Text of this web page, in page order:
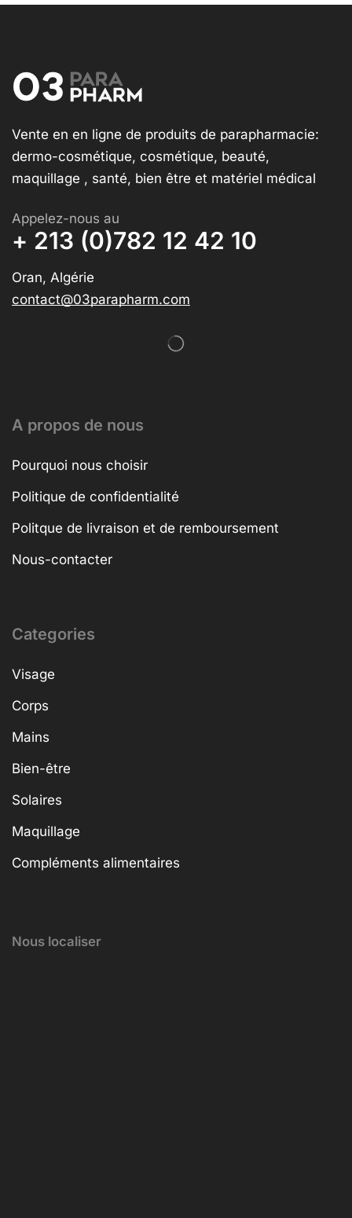
Vente en en ligne de produits de parapharmacie:
dermo-cosmétique, cosmétique, beauté,
maquillage , santé, bien être et matériel médical
Appelez-nous au
+ 213 (0)782 12 42 10
Oran, Algérie
contact@03parapharm.com
A propos de nous
Pourquoi nous choisir
Politique de confidentialité
Politque de livraison et de remboursement
Nous-contacter
Categories
Visage
Corps
Mains
Bien-être
Solaires
Maquillage
Compléments alimentaires
Nous localiser